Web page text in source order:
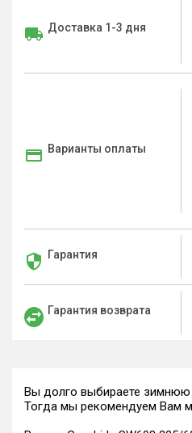
Доставка 1-3 дня
Варианты оплаты
Гарантия
Гарантия возврата
Вы долго выбираете зимнюю
Тогда мы рекомендуем Вам